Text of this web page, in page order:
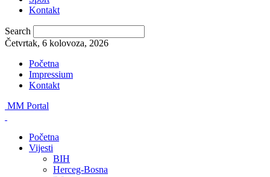
Kontakt
Search
Četvrtak, 6 kolovoza, 2026
Početna
Impressium
Kontakt
MM Portal
Početna
Vijesti
BIH
Herceg-Bosna